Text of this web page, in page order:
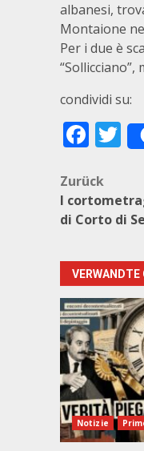
albanesi,
Montaione
Per i due è
condividi su:
Zurück
I
di Corto di
VERWANDTE
Notizie